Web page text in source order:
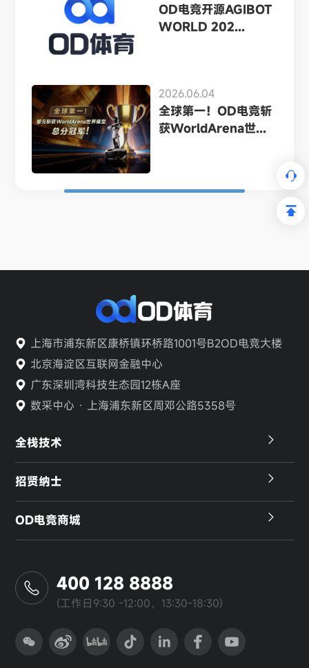
OD电竞开源AGIBOT
WORLD 202...
2026.06.04
全球第一！OD电竞斩
获WorldArena世...
上海市浦东新区康桥镇环桥路1001号B2OD电竞大楼
北京海淀区互联网金融中心
广东深圳湾科技生态园12栋A座
数采中心 · 上海浦东新区周邓公路5358号
全栈技术
OD电竞商城
招贤纳士
400 128 8888
(工作日9:30 -12:00，13:30-18:30)